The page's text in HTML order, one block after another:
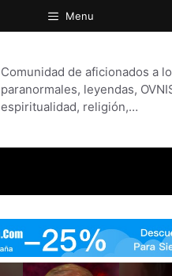
Menu
Comunidad de aficionados a
paranormales, leyendas,
espiritualidad, religión,…